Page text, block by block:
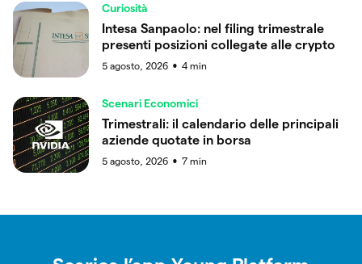
Curiosità
Intesa Sanpaolo: nel filing trimestrale
presenti posizioni collegate alle crypto
5 agosto, 2026 ● 4 min
Scenari Economici
Trimestrali: il calendario delle principali
aziende quotate in borsa
5 agosto, 2026 ● 7 min